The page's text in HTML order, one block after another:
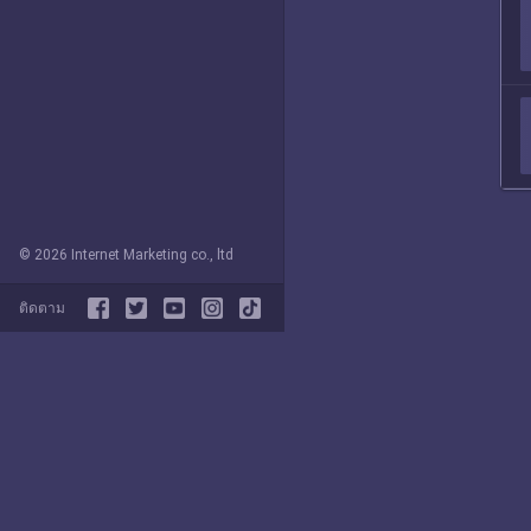
© 2026 Internet Marketing co., ltd
ติดตาม